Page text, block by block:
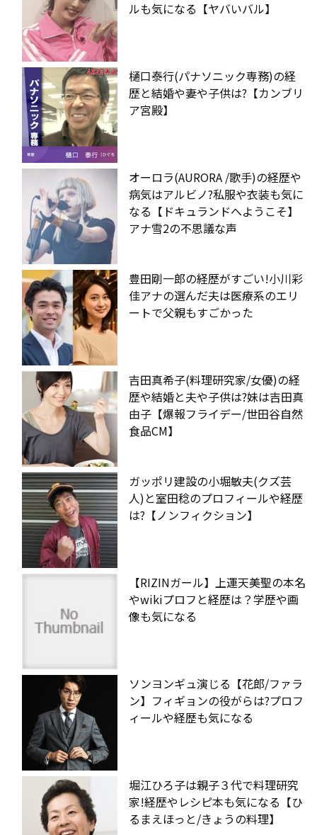
ルも気になる【ヤバいバル】
樋口泰行(パナソニック専務)の経
歴と結婚や妻や子供は?【カンブリ
ア宮殿】
オーロラ(AURORA /歌手)の経歴や
病気はアルビノ?私服や衣装も気に
なる【ドキュランドへようこそ】
アナ雪2の不思議な声
豊田剛一郎の経歴がすごい!小川彩
佳アナの選んだ夫は医療系のエリ
ートで父親もすごかった
吉田真希子(料理研究家/女優)の経
歴や結婚と夫や子供は?妹は吉田真
由子【爆報フライデー/世田谷自然
食品CM】
ガッポリ建設の小堀敏夫(クズ芸
人)と室田稔のプロフィールや経歴
は?【ノンフィクション】
【RIZINガール】上運天美聖の本名
やwikiプロフと経歴は？学歴や画
像も気になる
ソンヨンギュ演じる【花郎/ファラ
ン】フィギョンの役がらは?プロフ
ィールや経歴も気になる
堀江ひろ子は親子３代で料理研究
家!経歴やレシピ本も気になる【ひ
るまえほっと/きょうの料理】